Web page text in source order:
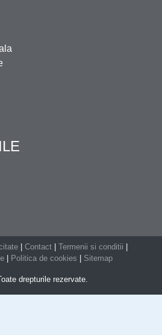
| Contact | Termenii si conditii |
| Politica de cookies | Sitemap
drepturile rezervate.